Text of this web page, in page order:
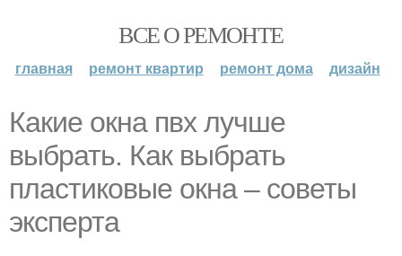
ВСЕ О РЕМОНТЕ
главная ремонт квартир ремонт дома дизайн
Какие окна пвх лучше
выбрать. Как выбрать
пластиковые окна – советы
эксперта